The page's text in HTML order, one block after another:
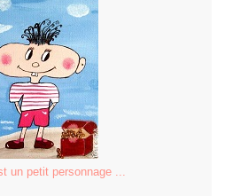
un petit personnage ...